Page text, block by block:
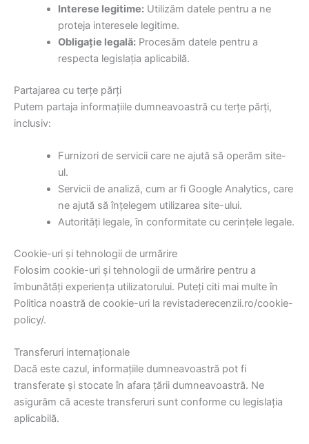
Interese legitime:Utilizăm datele pentru a ne
proteja interesele legitime.
Obligație legală:Procesăm datele pentru a
respecta legislația aplicabilă.
Partajarea cu terțe părți
Putem partaja informațiile dumneavoastră cu terțe părți,
inclusiv:
Furnizori de servicii care ne ajută să operăm site-
ul.
Servicii de analiză, cum ar fi Google Analytics, care
ne ajută să înțelegem utilizarea site-ului.
Autorități legale, în conformitate cu cerințele legale.
Cookie-uri și tehnologii de urmărire
Folosim cookie-uri și tehnologii de urmărire pentru a
îmbunătăți experiența utilizatorului. Puteți citi mai multe în
Politica noastră de cookie-uri la revistaderecenzii.ro/cookie-
policy/.
Transferuri internaționale
Dacă este cazul, informațiile dumneavoastră pot fi
transferate și stocate în afara țării dumneavoastră. Ne
asigurăm că aceste transferuri sunt conforme cu legislația
aplicabilă.